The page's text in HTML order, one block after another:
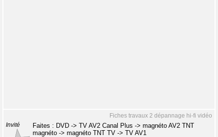
Fiches travaux 2 dépannage hi-fi vidéo
Invité
Faites : DVD -> TV AV2 Canal Plus -> magnéto AV2 TNT
magnéto -> magnéto TNT TV -> TV AV1